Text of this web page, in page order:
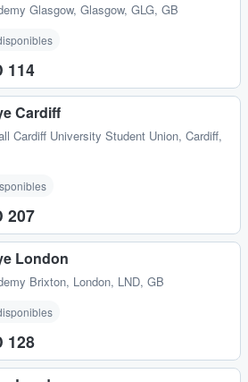
Glasgow, Glasgow, GLG, GB
114
Cardiff
Cardiff University Student Union, Cardiff,
207
London
Brixton, London, LND, GB
128